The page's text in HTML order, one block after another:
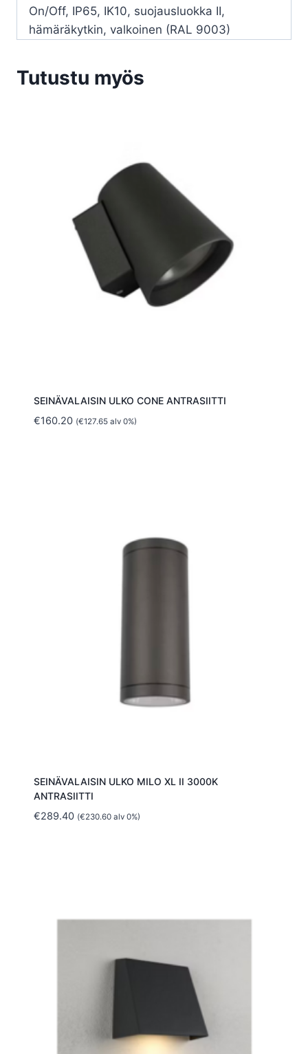
On/Off, IP65, IK10, suojausluokka II,
hämäräkytkin, valkoinen (RAL 9003)
Tutustu myös
SEINÄVALAISIN ULKO CONE ANTRASIITTI
€160.20 (€127.65alv 0%)
SEINÄVALAISIN ULKO MILO XL II 3000K
ANTRASIITTI
€289.40 (€230.60alv 0%)